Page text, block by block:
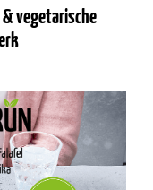
& vegetarische